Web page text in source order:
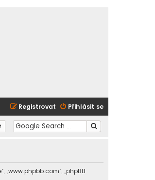
Přihlásit se
Registrovat
Pokročilé hledání
„www.phpbb.com“, „phpBB